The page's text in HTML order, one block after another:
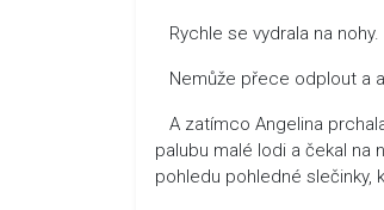
Rychle se vydrala na nohy.
Nemůže přece odplout a
A zatímco Angelina
palubu malé lodi a čekal na
pohledu pohledné slečinky,